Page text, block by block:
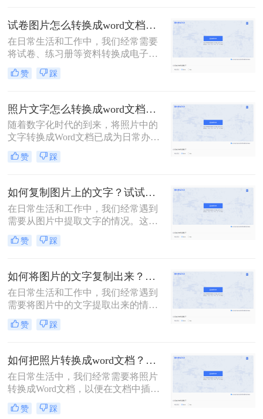
幸运的是，现在有许多工具和技术可
以帮助我们将图片转换成Word文档，
既快速又准确。本文将为你介绍图片
怎么转换成word文档，让你轻松完成
这项任务。
试卷图片怎么转换成word文档？教你一键转换成文档格式！
在日常生活和工作中，我们经常需要
将试卷、练习册等资料转换成电子
版，以便于编辑、打印或分享。将图
片转换成Word文档是一种方便快捷的
料。本文将为你介绍试卷图片怎么转
换成word文档，让你轻松完成这项任
务。
赞 踩
照片文字怎么转换成word文档？看看这几个快速方法！
随着数字化时代的到来，将照片中的
文字转换成Word文档已成为日常办公
中的常见需求。无论是从纸质文件扫
描、社交媒体截图还是拍摄的实物照
确地整理成电子版。本文将为你介绍
三种照片文字怎么转换成word文档的
方法，让你轻松将照片中的文字转换
成Word文档，提升工作效率。
赞 踩
如何复制图片上的文字？试试这2个免费方法！
在日常生活和工作中，我们经常遇到
需要从图片中提取文字的情况。这些
文字可能是印刷品、广告牌、网页截
图或其他来源。复制这些文字可能是
工具和技术，你可以轻松完成这项任
务。本文将为你提供实用的如何复制
图片上的文字方法，帮助你快速复制
图片上的文字。
赞 踩
如何将图片的文字复制出来？可以试试这几个方法！
在日常生活和工作中，我们经常遇到
需要将图片中的文字提取出来的情
况。无论是从文档扫描、网页截图还
是社交媒体上分享的图片，将这些文
必要。那么如何将图片的文字复制出
来呢？本文将为你提供实用的技巧与
工具推荐，让你轻松将图片中的文字
复制出来。
赞 踩
如何把照片转换成word文档？一招教你在线转换！
在日常生活中，我们经常需要将照片
转换成Word文档，以便在文档中插入
图片、进行排版和编辑。下面将介绍
如何把照片转换成word文档的方法，
赞 踩